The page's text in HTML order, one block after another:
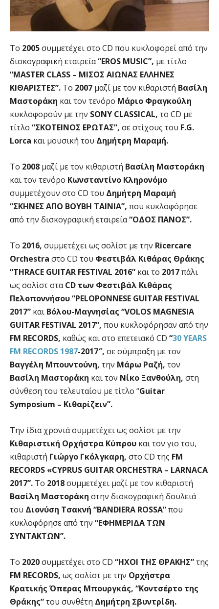
To 2005συμμετέχει στο CD που κυκλοφορεί από την
δισκογραφική εταιρεία“EROS MUSIC”, με τίτλο
“MASTER CLASS – MΙΣΟΣ ΑΙΩΝΑΣ ΕΛΛΗΝΕΣ
ΚΙΘΑΡΙΣΤΕΣ”. To 2007 μαζί με τον κιθαριστή Βασίλη
Μαστοράκη και τον τενόρο Μάριο Φραγκούλη
κυκλοφορούν με την SONY CLASSICAL, το CD με
τίτλο “ΣΚΟΤΕΙΝΟΣ ΕΡΩΤΑΣ”, σε στίχους του F.G.
Lorca και μουσική του Δημήτρη Μαραμή.
To 2008 μαζί με τον κιθαριστή Βασίλη Μαστοράκη
και τον τενόρο Κωνσταντίνο Κληρονόμο
συμμετέχουν στο CD του Δημήτρη Μαραμή
“ΣΚΗΝΕΣ ΑΠΟ ΒΟΥΒΗ ΤΑΙΝΙΑ”, που κυκλοφόρησε
από την δισκογραφική εταιρεία“ΟΔΟΣ ΠΑΝΟΣ”.
Το 2016, συμμετέχει ως σολίστ με την Ricercare
Orchestra στο CD του Φεστιβάλ Κιθάρας Θράκης
“THRACE GUITAR FESTIVAL 2016” και το 2017πάλι
ως σολίστ σταCD των Φεστιβάλ Κιθάρας
Πελοποννήσου “PELOPONNESE GUITAR FESTIVAL
2017” και Βόλου-Μαγνησίας “VOLOS MAGNESIA
GUITAR FESTIVAL 2017”, που κυκλοφόρησαν από την
FM RECORDS, καθώς και στο επετειακό CD “30 YEARS
FM RECORDS 1987-2017″, σε σύμπραξη με τον
Βαγγέλη Μπουντούνη, την Mάρω Ραζή, τον
Βασίλη Μαστοράκη και τον Νίκο Ξανθούλη, στη
σύνθεση του τελευταίου με τίτλο “Guitar
Symposium – Κιθαρίζειν”.
Την ίδια χρονιά συμμετέχει ως σολίστ με την
Κιθαριστική Ορχήστρα Κύπρου και τον γιο του,
κιθαριστή Γιώργο Γκόλγκαρη, στο CD της FM
RECORDS «CYPRUS GUITAR ORCHESTRA – LARNACA
2017”. Το 2018συμμετέχει μαζί με τον κιθαριστή
Βασίλη Μαστοράκη στην δισκογραφική δουλειά
του Διονύση Τσακνή “BANDIERA ROSSA”που
κυκλοφόρησε από την “ΕΦΗΜΕΡΙΔΑ ΤΩΝ
ΣΥΝΤΑΚΤΩΝ”.
Το 2020συμμετέχει στο CD “ΗΧΟΙ ΤΗΣ ΘΡΑΚΗΣ”της
FM RECORDS, ως σολίστ με την Ορχήστρα
Κρατικής Όπερας Μπουργκάς, “Κοντσέρτο της
Θράκης”του συνθέτη Δημήτρη Σβυντρίδη.